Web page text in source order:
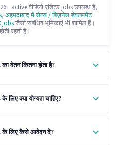
active वीडियो एडिटर jobs उपलब्ध हैं,
, अहमदाबाद में सेल्स / बिज़नेस डेवलपमेंट
jobsजैसी संबंधित भूमिकाएं भी शामिल हैं।
रहती हैं।
वेतन कितना होता है?
लिए क्या योग्यता चाहिए?
के लिए कैसे आवेदन दें?